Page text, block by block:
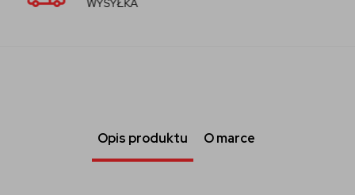
Opis produktu O marce